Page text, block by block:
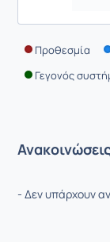
Προθεσμία
Γεγονός
- Δεν υπάρχουν